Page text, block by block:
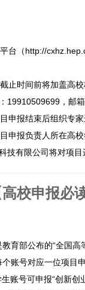
（http://
时间前将加盖高校
19910509699，邮
报结束后组织专家
报负责人所在高校
技有限公司将对项目
高校申报
部公布的“全国高
号对应一位项目申
账号可申报“创新创